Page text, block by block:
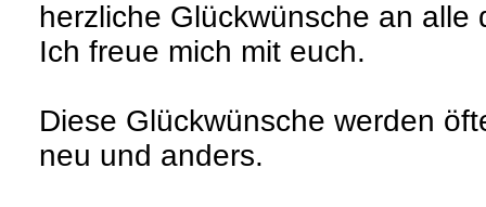
herzliche Glückwünsche an
Ich freue mich mit euch.
Diese Glückwünsche werden
neu und anders.